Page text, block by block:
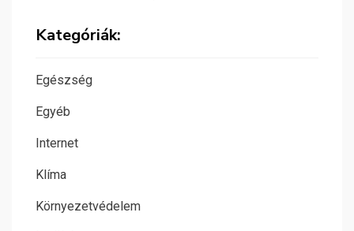
Kategóriák:
Egészség
Egyéb
Internet
Klíma
Környezetvédelem